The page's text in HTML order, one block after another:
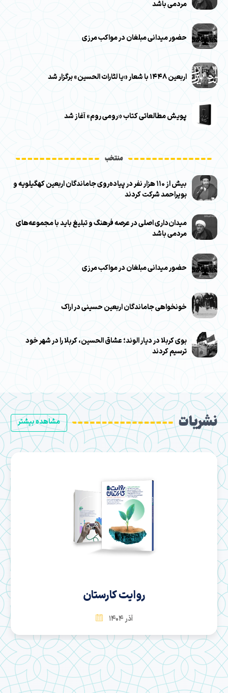
مردمی باشد
حضور میدانی مبلغان در مواکب مرزی
اربعین ۱۴۴۸ با شعار «یا لثارات الحسین» برگزار شد
پویش مطالعاتی کتاب «رومی روم» آغاز شد
منتخب
بیش از ۱۱۰ هزار نفر در پیاده‌روی جاماندگان اربعین کهگیلویه و
بویراحمد شرکت کردند
میدان‌داری اصلی در عرصه فرهنگ و تبلیغ باید با مجموعه‌های
مردمی باشد
حضور میدانی مبلغان در مواکب مرزی
خونخواهی جاماندگان اربعین حسینی در اراک
بوی کربلا در دیار الوند؛ عشاق الحسین، کربلا را در شهر خود
ترسیم کردند
مشاهده بیشتر نشریات
روایت کارستان
آذر 1404